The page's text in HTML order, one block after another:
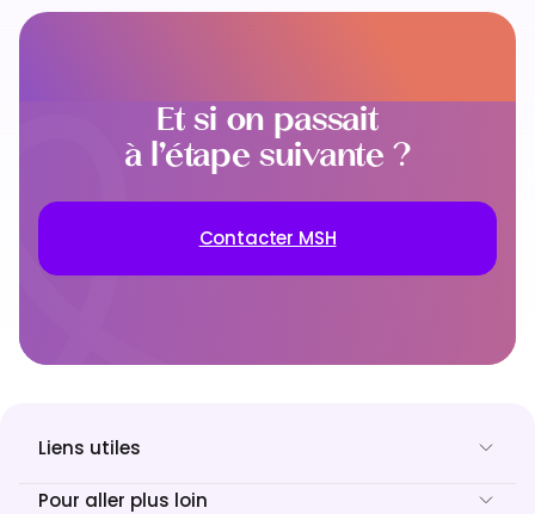
Et si on passait
à l’étape suivante ?
Contacter MSH
Liens utiles
Pour aller plus loin